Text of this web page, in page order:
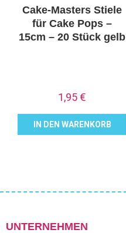
Cake-Masters Stiele
für Cake Pops –
15cm – 20 Stück gelb
1,95 €
IN DEN WARENKORB
UNTERNEHMEN